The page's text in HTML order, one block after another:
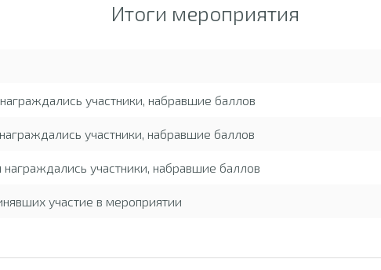
Итоги мероприятия
участники, набравшие баллов
участники, набравшие баллов
участники, набравшие баллов
участие в мероприятии